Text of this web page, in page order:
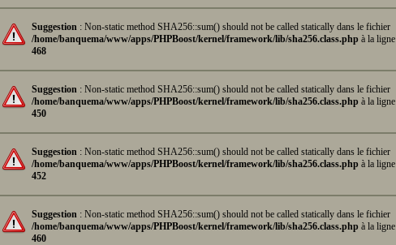
Suggestion : Non-static method SHA256::sum() should not be called statically dans le fichier
/home/banquema/www/apps/PHPBoost/kernel/framework/lib/sha256.class.php à la ligne
468
Suggestion : Non-static method SHA256::sum() should not be called statically dans le fichier
/home/banquema/www/apps/PHPBoost/kernel/framework/lib/sha256.class.php à la ligne
450
Suggestion : Non-static method SHA256::sum() should not be called statically dans le fichier
/home/banquema/www/apps/PHPBoost/kernel/framework/lib/sha256.class.php à la ligne
452
Suggestion : Non-static method SHA256::sum() should not be called statically dans le fichier
/home/banquema/www/apps/PHPBoost/kernel/framework/lib/sha256.class.php à la ligne
460